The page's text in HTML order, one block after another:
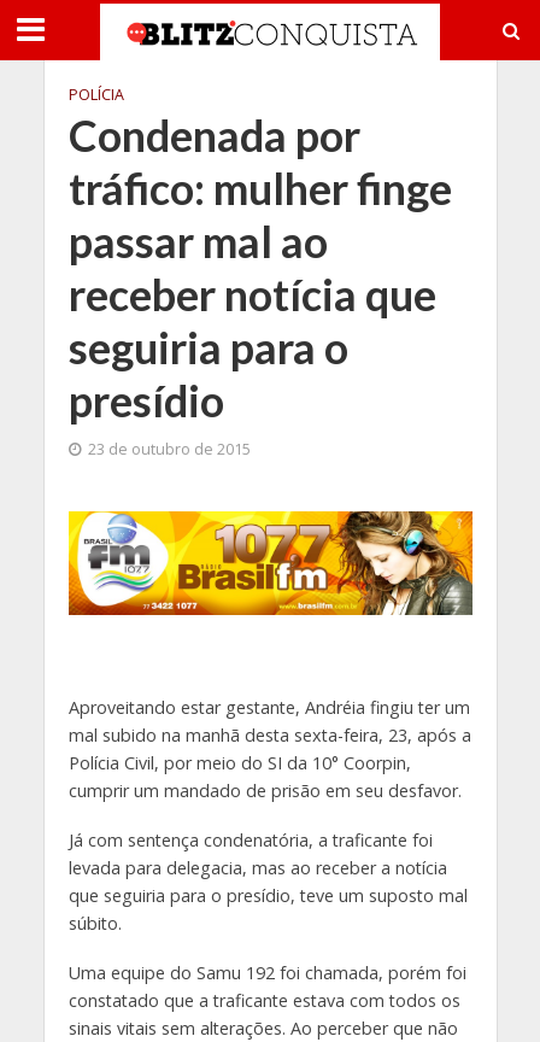
POLÍCIA
Condenada por
tráfico: mulher finge
passar mal ao
receber notícia que
seguiria para o
presídio
23 de outubro de 2015
Aproveitando estar gestante, Andréia fingiu ter um
mal subido na manhã desta sexta-feira, 23, após a
Polícia Civil, por meio do SI da 10° Coorpin,
cumprir um mandado de prisão em seu desfavor.
Já com sentença condenatória, a traficante foi
levada para delegacia, mas ao receber a notícia
que seguiria para o presídio, teve um suposto mal
súbito.
Uma equipe do Samu 192 foi chamada, porém foi
constatado que a traficante estava com todos os
sinais vitais sem alterações. Ao perceber que não